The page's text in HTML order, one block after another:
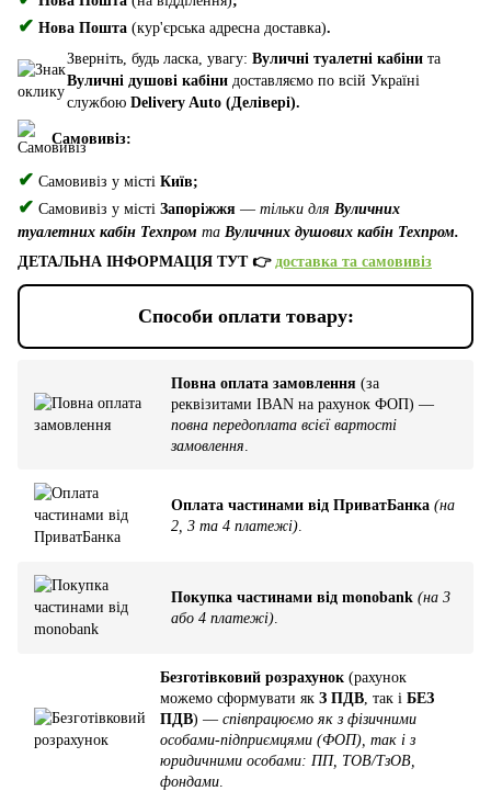
✔ Нова Пошта (кур'єрська адресна доставка).
Зверніть, будь ласка, увагу: Вуличні туалетні кабіни та
Вуличні душові кабіни доставляємо по всій Україні
службою Delivery Auto (Делівері).
Самовивіз:
✔ Самовивіз у місті Київ;
✔ Самовивіз у місті Запоріжжя — тільки для Вуличних
туалетних кабін Техпром та Вуличних душових кабін Техпром.
ДЕТАЛЬНА ІНФОРМАЦІЯ ТУТ 👉 доставка та самовивіз
Способи оплати товару:
Повна оплата замовлення (за
реквізитами IBAN на рахунок ФОП) —
повна передоплата всієї вартості
замовлення
Оплата частинами від ПриватБанка (на
2, 3 та 4 платежі)
Покупка частинами від monobank (на 3
або 4 платежі)
Безготівковий розрахунок (рахунок
можемо сформувати як З ПДВ , так і БЕЗ
ПДВ) — співпрацюємо як з фізичними
особами-підприємцями (ФОП), так і з
юридичними особами: ПП, ТОВ/ТзОВ,
фондами